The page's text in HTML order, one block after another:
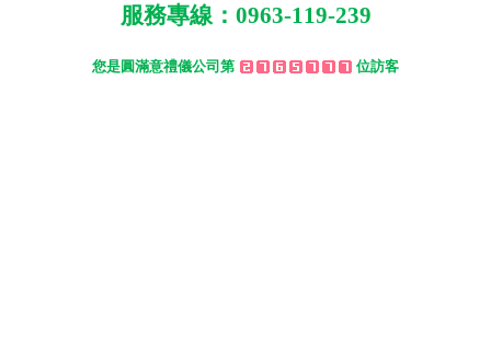
服務專線： 0963-119-239
您是圓滿意禮儀公司第 位訪客